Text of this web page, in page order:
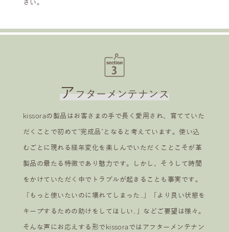
さい。
アフターメンテナンス
kissoraの製品はお客さまの手で長く愛用され、育てていた
だくことで初めて”完成品”となると考えています。使い込
むごとに現れる経年変化を楽しんでいただくことこそが革
製品の最たる特徴であり魅力です。しかし、そうして時間
をかけていただく中でトラブルが起きることも事実です。
「もっと使いたいのに壊れてしまった…」「より良い状態を
キープするための助けをしてほしい…」などご要望は様々。
そんな声にお応えする形でkissoraではアフターメンテナン